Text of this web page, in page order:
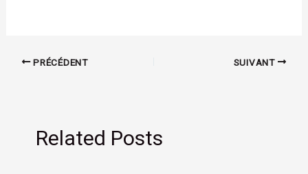
PRÉCÉDENT SUIVANT
Related Posts